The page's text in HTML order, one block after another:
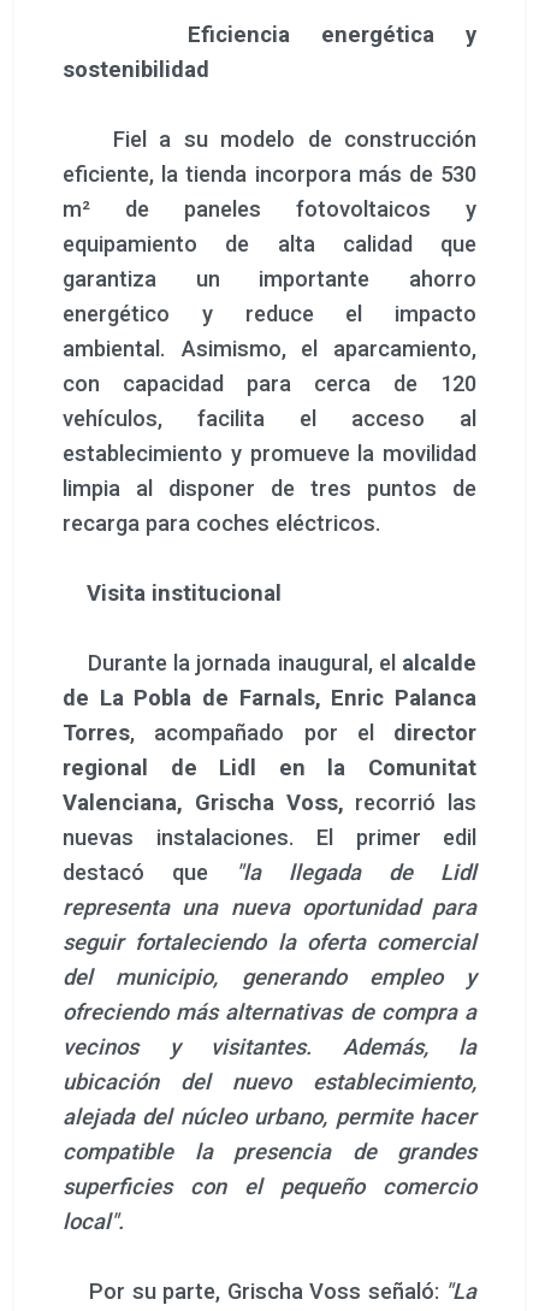
Eficiencia energética y
sostenibilidad
Fiel a su modelo de construcción
eficiente, la tienda incorpora más de 530
m² de paneles fotovoltaicos y
equipamiento de alta calidad que
garantiza un importante ahorro
energético y reduce el impacto
ambiental. Asimismo, el aparcamiento,
con capacidad para cerca de 120
vehículos, facilita el acceso al
establecimiento y promueve la movilidad
limpia al disponer de tres puntos de
recarga para coches eléctricos.
Visita institucional
Durante la jornada inaugural, el alcalde
de La Pobla de Farnals, Enric Palanca
Torres, acompañado por el director
regional de Lidl en la Comunitat
Valenciana, Grischa Voss, recorrió las
nuevas instalaciones. El primer edil
destacó que
"la llegada de Lidl
representa una nueva oportunidad para
seguir fortaleciendo la oferta comercial
del municipio, generando empleo y
ofreciendo más alternativas de compra a
vecinos y visitantes. Además, la
ubicación del nuevo establecimiento,
alejada del núcleo urbano, permite hacer
compatible la presencia de grandes
superficies con el pequeño comercio
local".
Por su parte, Grischa Voss señaló: "La